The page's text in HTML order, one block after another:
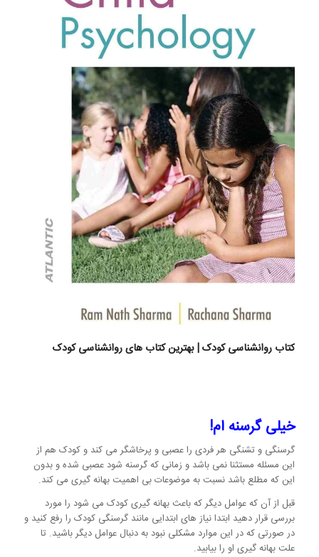
کتاب روانشناسی کودک | بهترین کتاب های روانشناسی کودک
خیلی گرسنه ام!
گرسنگی و تشنگی هر فردی را عصبی و پرخاشگر می کند و کودک هم از
این مسئله مستثنا نمی باشد و زمانی که گرسنه شود عصبی شده و بدون
این که مطلع باشد نسبت به موضوعات بی اهمیت بهانه گیری می کند.
قبل از آن که عوامل دیگر که باعث بهانه گیری کودک می شود را مورد
بررسی قرار دهید ابتدا نیاز های ابتدایی مانند گرسنگی کودک را رفع کنید و
در صورتی که در این موارد مشکلی نبود به دنبال عوامل دیگر باشید. تا
علت بهانه گیری او را بیابید.